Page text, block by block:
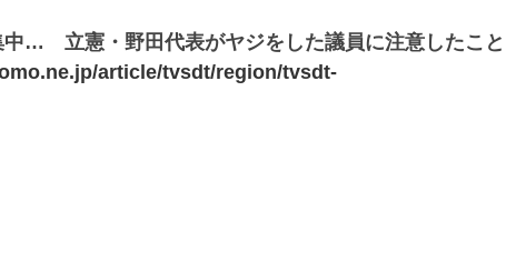
中… 立憲・野田代表がヤジをした議員に注意したこと
article/tvsdt/region/tvsdt-